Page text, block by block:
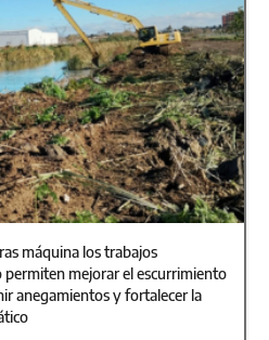
máquina los trabajos
mejorar el escurrimiento
anegamientos y fortalecer la